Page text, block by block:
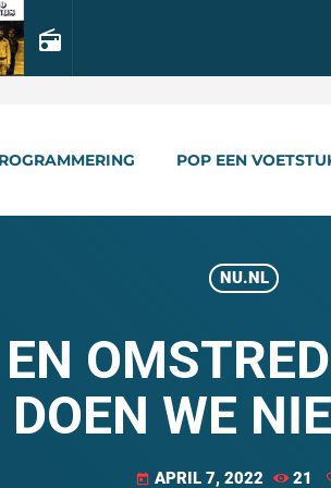
radio
POP EEN
NU.NL
WE
today APRIL 7, 2022 21